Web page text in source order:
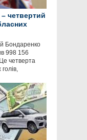
четвертий
Бондаренко
998 156
четверта